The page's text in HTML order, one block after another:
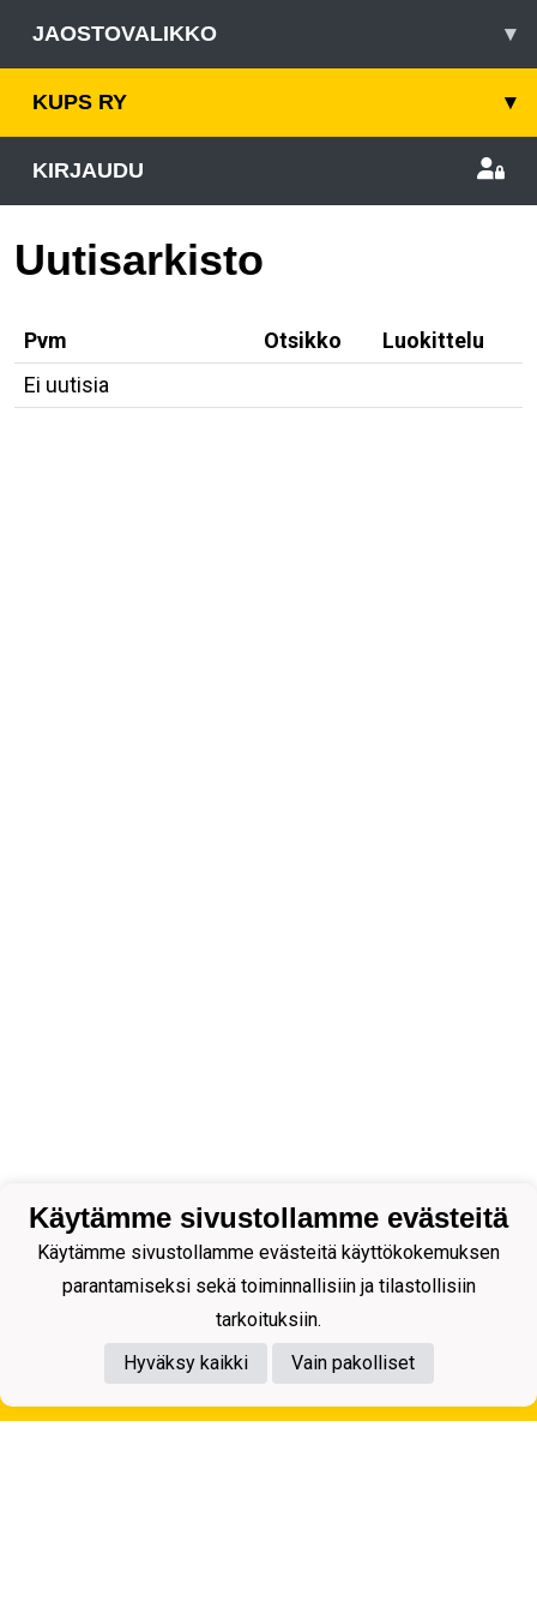
JAOSTOVALIKKO ▾
KUPS RY ▾
KIRJAUDU
Uutisarkisto
Pvm Otsikko
Luokittelu
Ei uutisia
Tietosuojaseloste
Käytämme sivustollamme evästeitä
Käytämme sivustollamme evästeitä käyttökokemuksen
parantamiseksi sekä toiminnallisiin ja tilastollisiin
tarkoituksiin.
Hyväksy kaikki
Vain pakolliset